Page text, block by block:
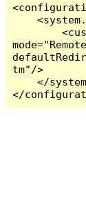
    <system.web>
        <customErrors
tm"/>
    </system.web>
</